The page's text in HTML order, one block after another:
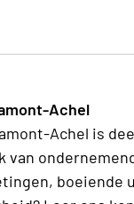
Achel
Achel is
van
boeiende